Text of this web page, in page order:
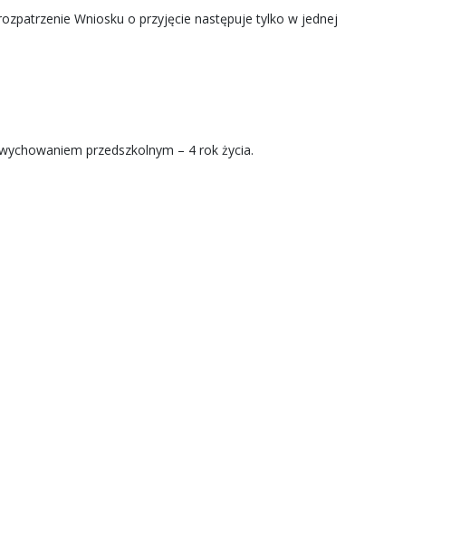
Wniosku o przyjęcie następuje tylko w jednej
przedszkolnym – 4 rok życia.